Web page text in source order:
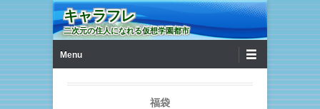
キャラフレ
二次元の住人になれる仮想学園都市
Menu
福袋